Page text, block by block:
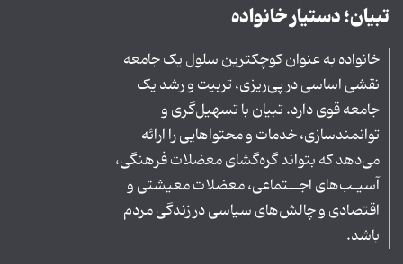
تبیان؛ دستیار خانواده
خانواده به عنوان کوچکترین سلول یک جامعه
نقشی اساسی در پی‌ریزی، تربیت و رشد یک
جامعه قوی دارد. تبیان با تسهیل‌گری و
توانمندسازی، خدمات و محتواهایی را ارائه
می‌دهد که بتواند گره‌گشای معضلات فرهنگی،
آسیـب‌های اجــتماعی، معضلات معیشتی و
اقتصادی و چالش‌های سیاسی در زندگی مردم
باشد.